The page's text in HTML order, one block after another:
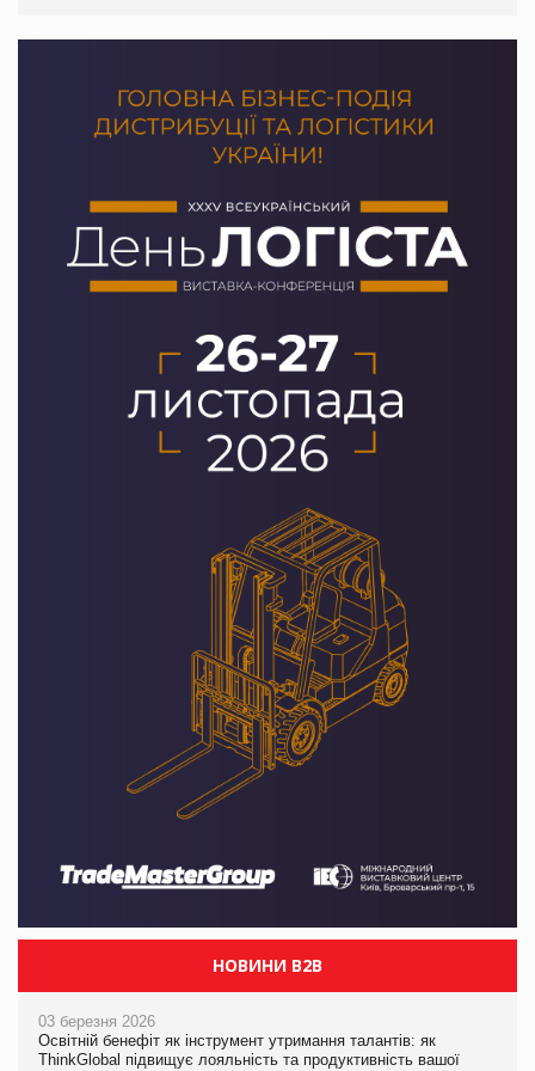
НОВИНИ B2B
03 березня 2026
Освітній бенефіт як інструмент утримання талантів: як
ThinkGlobal підвищує лояльність та продуктивність вашої